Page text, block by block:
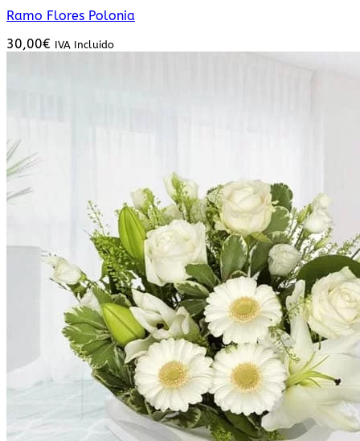
Ramo Flores Polonia
30,00€ IVA Incluido